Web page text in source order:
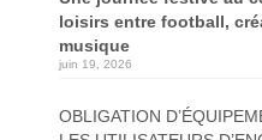
loisirs entre football,
musique
juin 19, 2026
OBLIGATION